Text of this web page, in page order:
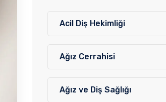
Acil Diş Hekimliği
Ağız Cerrahisi
Ağız ve Diş Sağlığı